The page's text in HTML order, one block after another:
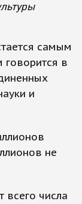
самым
в
и
не
всего числа